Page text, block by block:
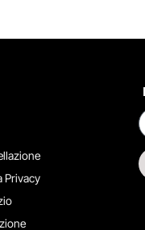
Privacy